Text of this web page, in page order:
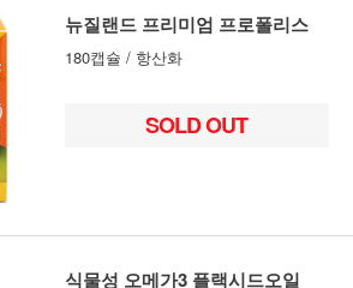
뉴질랜드 프리미엄 프로폴리스
180캡슐 / 항산화
SOLD OUT
식물성 오메가3 플랙시드오일